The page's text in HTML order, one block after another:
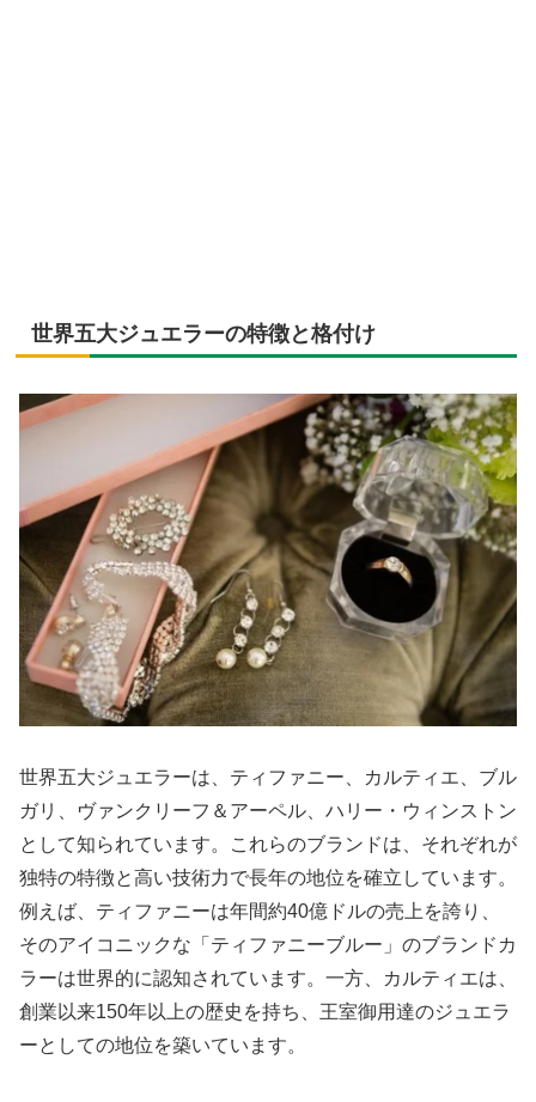
世界五大ジュエラーの特徴と格付け
世界五大ジュエラーは、ティファニー、カルティエ、ブル
ガリ、ヴァンクリーフ＆アーペル、ハリー・ウィンストン
として知られています。これらのブランドは、それぞれが
独特の特徴と高い技術力で長年の地位を確立しています。
例えば、ティファニーは年間約40億ドルの売上を誇り、
そのアイコニックな「ティファニーブルー」のブランドカ
ラーは世界的に認知されています。一方、カルティエは、
創業以来150年以上の歴史を持ち、王室御用達のジュエラ
ーとしての地位を築いています。